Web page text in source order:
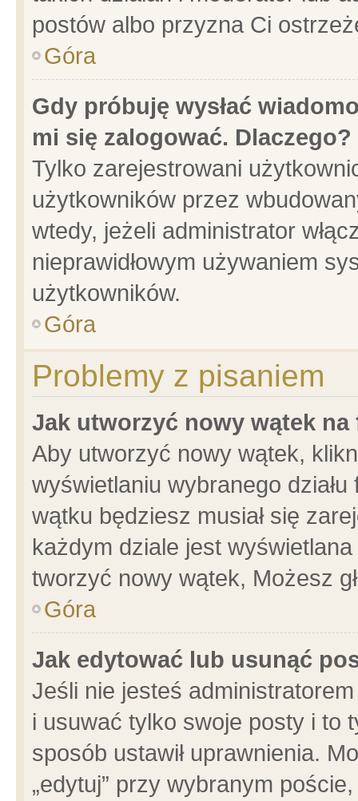
postów albo przyzna Ci
Góra
Gdy próbuję wysłać
mi się zalogować. Dlaczego?
Tylko zarejestrowani
użytkowników przez
wtedy, jeżeli administrator
nieprawidłowym używaniem
użytkowników.
Góra
Problemy z pisaniem
Jak utworzyć nowy wątek na
Aby utworzyć nowy wątek,
wyświetlaniu wybranego
wątku będziesz musiał się
każdym dziale jest
tworzyć nowy wątek, Możesz
Góra
Jak edytować lub usunąć
Jeśli nie jesteś
i usuwać tylko swoje posty i to
sposób ustawił uprawnienia.
„edytuj” przy wybranym